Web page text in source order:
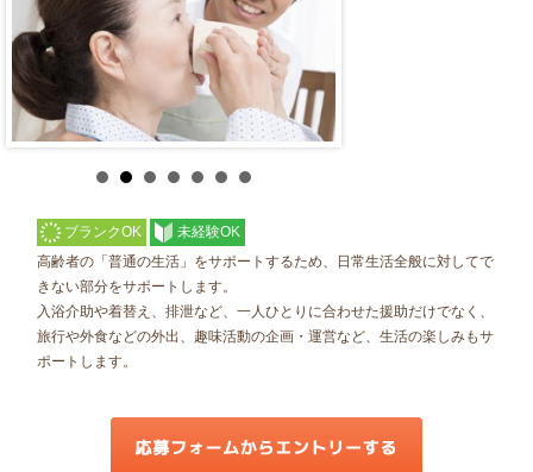
ブランクOK
未経験OK
高齢者の「普通の生活」をサポートするため、日常生活全般に対してで
きない部分をサポートします。
入浴介助や着替え、排泄など、一人ひとりに合わせた援助だけでなく、
旅行や外食などの外出、趣味活動の企画・運営など、生活の楽しみもサ
ポートします。